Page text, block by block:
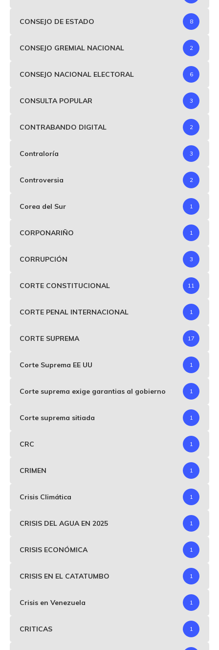
CONSEJO DE ESTADO 8
CONSEJO GREMIAL NACIONAL 2
CONSEJO NACIONAL ELECTORAL 6
CONSULTA POPULAR 3
CONTRABANDO DIGITAL 2
Contraloría 3
Controversia 2
Corea del Sur 1
CORPONARIÑO 1
CORRUPCIÓN 3
CORTE CONSTITUCIONAL 11
CORTE PENAL INTERNACIONAL 1
CORTE SUPREMA 17
Corte Suprema EE UU 1
Corte suprema exige garantias al gobierno 1
Corte suprema sitiada 1
CRC 1
CRIMEN 1
Crisis Climática 1
CRISIS DEL AGUA EN 2025 1
CRISIS ECONÓMICA 1
CRISIS EN EL CATATUMBO 1
Crisis en Venezuela 1
CRITICAS 1